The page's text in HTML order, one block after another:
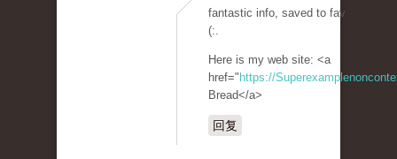
fantastic info, saved to fav
(:.
Here is my web site: <a
href=" https://
Bread</a>
回复